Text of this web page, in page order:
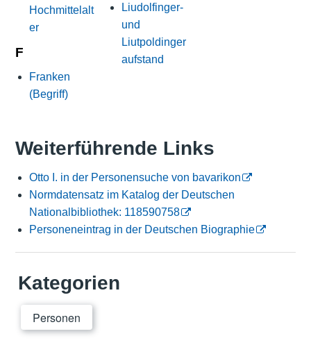
Hochmittelalt
er
F
Franken
(Begriff)
Liudolfinger-
und
Liutpoldinger
aufstand
Weiterführende Links
Otto I. in der Personensuche von bavarikon
Normdatensatz im Katalog der Deutschen
Nationalbibliothek: 118590758
Personeneintrag in der Deutschen Biographie
Kategorien
Personen